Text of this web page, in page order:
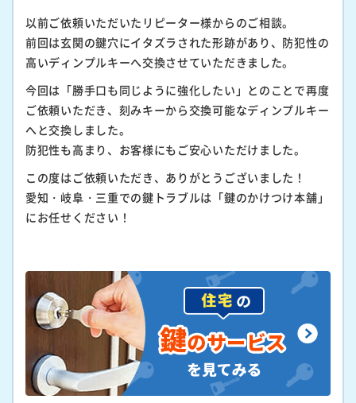
以前ご依頼いただいたリピーター様からのご相談。
前回は玄関の鍵穴にイタズラされた形跡があり、防犯性の
高いディンプルキーへ交換させていただきました。
今回は「勝手口も同じように強化したい」とのことで再度
ご依頼いただき、刻みキーから交換可能なディンプルキー
へと交換しました。
防犯性も高まり、お客様にもご安心いただけました。
この度はご依頼いただき、ありがとうございました！
愛知・岐阜・三重での鍵トラブルは「鍵のかけつけ本舗」
にお任せください！